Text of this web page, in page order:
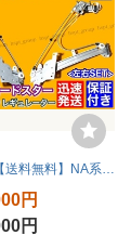
保証/新品【送料無料】NA系 ロードスター 左右 2個SET【モーター付 パワーウインドウ レギュレーター】NA8C NA6CE NA0258560C NA0259560C
円
円